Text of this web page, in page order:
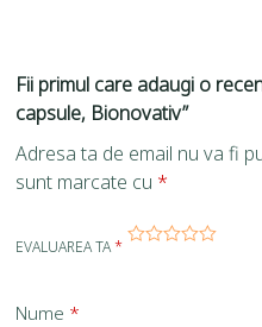
Fii primul care adaugi o
capsule, Bionovativ”
Adresa ta de email nu va fi
sunt marcate cu *
EVALUAREA TA*
Nume *